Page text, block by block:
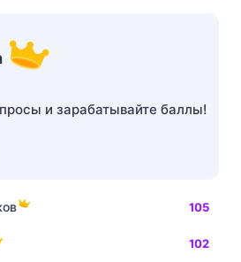
и зарабатывайте баллы!
105
102